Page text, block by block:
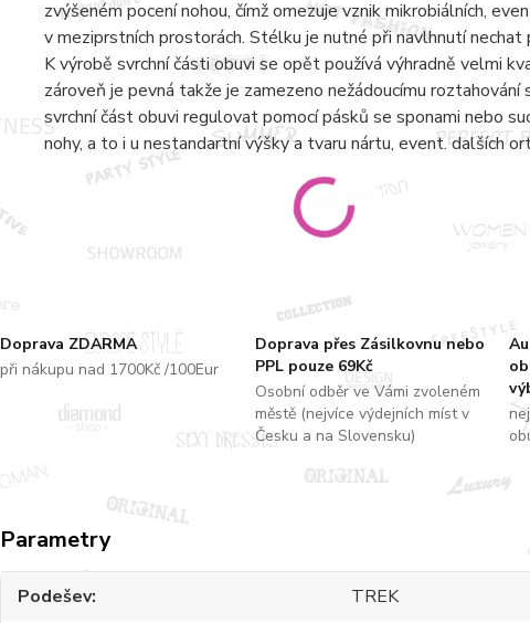
Doprava ZDARMA
při nákupu nad 1700Kč /100Eur
Doprava přes Zásilkovnu nebo
PPL pouze 69Kč
Osobní odběr ve Vámi zvoleném
městě (nejvíce výdejních míst v
Česku a na Slovensku)
zvýšeném pocení nohou, čímž omezuje vznik mikrobiálních,
v meziprstních prostorách. Stélku je nutné při navlhnutí nechat
K výrobě svrchní části obuvi se opět používá výhradně velmi
zároveň je pevná takže je zamezeno nežádoucímu
svrchní část obuvi regulovat pomocí pásků se sponami nebo
nohy, a to i u nestandartní výšky a tvaru nártu, event. dalších
Parametry
Podešev
TREK